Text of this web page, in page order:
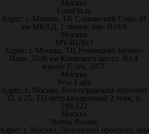
Москва
EuroPlit.ru
Адрес: г. Москва, ТК Славянский Стан, 41
км МКАД, 1 линия, пав. В19/4
Москва
MY-BURO
Адрес: г. Москва, ТЦ Румянцево Бизнес-
Парк. 22ой км Киевского шоссе. Вл.4
корпус Г, сек. 207Г
Москва
New Light
Адрес: г. Москва, Волгоградский проспект
32, к 25. ТЦ метр квадратный 2 этаж, п.
199-122
Москва
Nobby Rooms
г. Москва, Ленинский проспект, дом